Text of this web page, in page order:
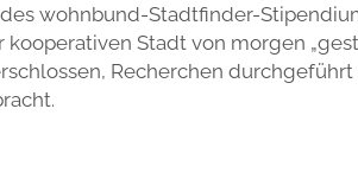
wohnbund-Stadtfinder-
kooperativen Stadt von morgen
Recherchen